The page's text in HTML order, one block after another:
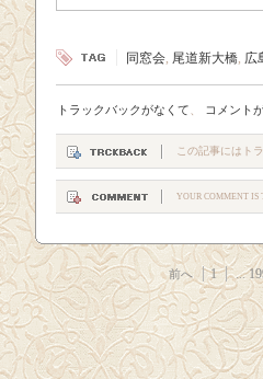
同窓会, 尾道新大橋, 広
トラックバックがなくて コメント
この記事にはト
YOUR COMMENT IS
前へ 1 ...